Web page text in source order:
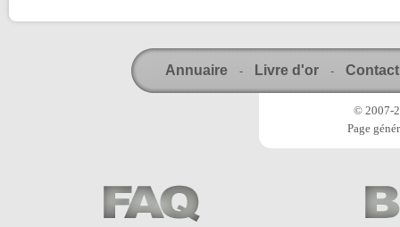
Annuaire - Livre d'or - Contact
© 2007-
Page